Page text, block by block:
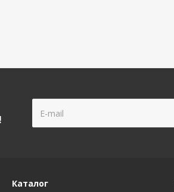
Каталог